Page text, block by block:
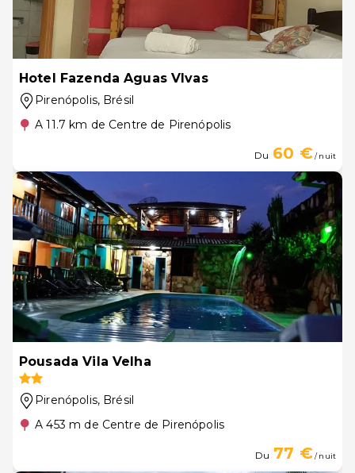
Hotel Fazenda Aguas VIvas
Pirenópolis, Brésil
A 11.7 km de Centre de Pirenópolis
Du 60 €/ nuit
Pousada Vila Velha
Pirenópolis, Brésil
A 453 m de Centre de Pirenópolis
Du 77 €/ nuit